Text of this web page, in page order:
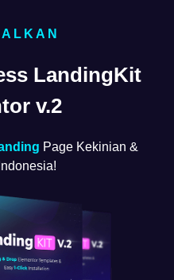
LandingKit
v.2
Page Kekinian &